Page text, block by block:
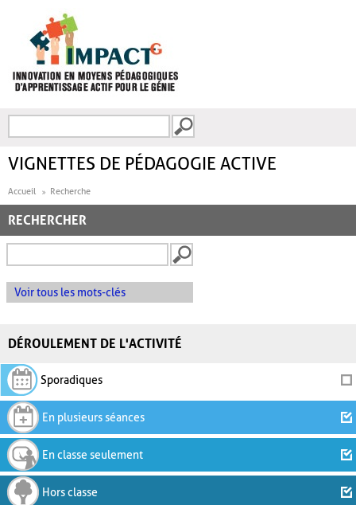
FORMULAIRE DE
VIGNETTES DE PÉDAGOGIE ACTIVE
Accueil Recherche
RECHERCHER
Voir tous les mots-clés
DÉROULEMENT DE L'ACTIVITÉ
Sporadiques
En plusieurs séances
En classe seulement
Hors classe